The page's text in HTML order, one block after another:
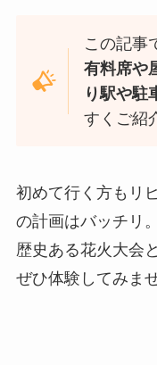
この記事
有料席や
り駅や駐
すくご紹
初めて行く方もリ
の計画はバッチリ。
歴史ある花火大会
ぜひ体験してみま